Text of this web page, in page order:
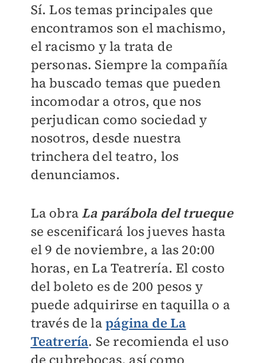
Sí. Los temas principales que
encontramos son el machismo,
el racismo y la trata de
personas. Siempre la compañía
ha buscado temas que pueden
incomodar a otros, que nos
perjudican como sociedad y
nosotros, desde nuestra
trinchera del teatro, los
denunciamos.
La obra La parábola del trueque
se escenificará los jueves hasta
el 9 de noviembre, a las 20:00
horas, en La Teatrería. El costo
del boleto es de 200 pesos y
puede adquirirse en taquilla o a
través de lapágina de La
Teatrería. Se recomienda el uso